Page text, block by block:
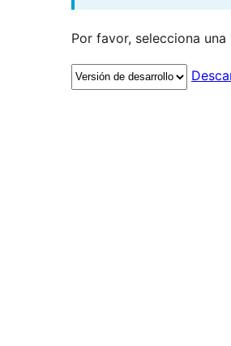
Por favor, selecciona